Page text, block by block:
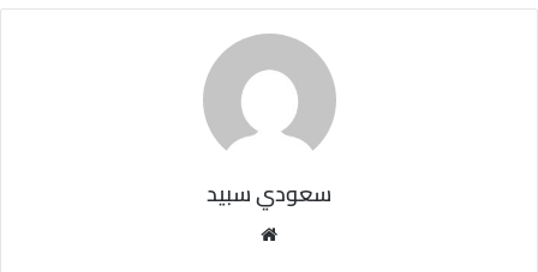
سعودي سبيد